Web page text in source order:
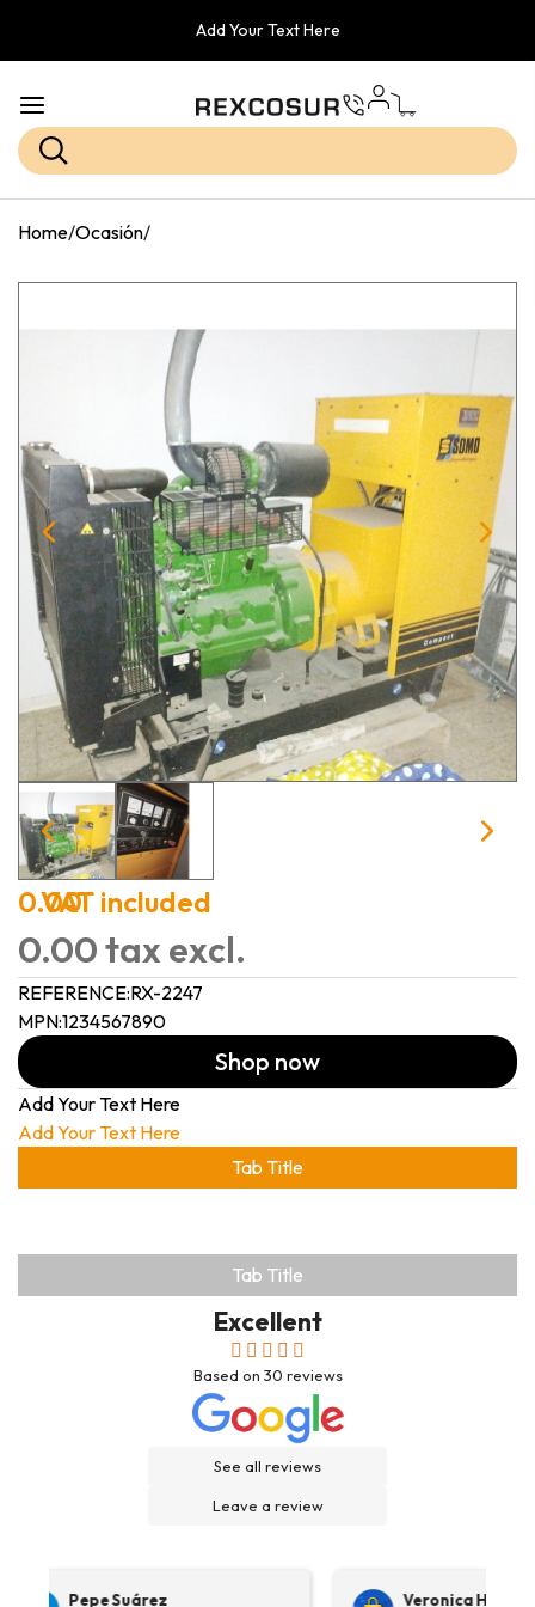
Add Your Text Here
Home/Ocasión/
0.00
VAT included
0.00 tax excl.
REFERENCE:RX-2247
MPN:1234567890
Shop now
Add Your Text Here
Add Your Text Here
Tab Title
Tab Title
Excellent
Based on 30 reviews
See all reviews
Leave a review
Pepe Suárez Veronica Hidalgo